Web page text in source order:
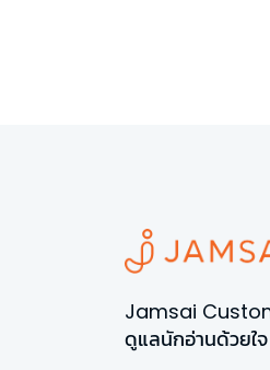
Jamsai
ดูแลนักอ่านด้วยใจ